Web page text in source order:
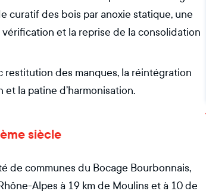
curatif des bois par anoxie statique, une
et la reprise de la consolidation
restitution des manques, la réintégration
la patine d’harmonisation.
siècle
de communes du Bocage Bourbonnais,
Alpes à 19 km de Moulins et à 10 de